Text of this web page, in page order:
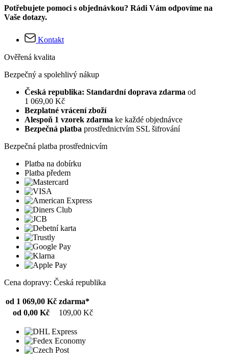
Potřebujete pomoci s objednávkou? Rádi Vám odpovíme na
Vaše dotazy.
Kontakt
Ověřená kvalita
Bezpečný a spolehlivý nákup
Česká republika: Standardní doprava zdarma od
1 069,00 Kč
Bezplatné vrácení zboží
Alespoň 1 vzorek zdarma ke každé objednávce
Bezpečná platba prostřednictvím SSL šifrování
Bezpečná platba prostřednicvím
Platba na dobírku
Platba předem
Cena dopravy: Česká republika
od 1 069,00 Kč zdarma*
od 0,00 Kč
109,00 Kč